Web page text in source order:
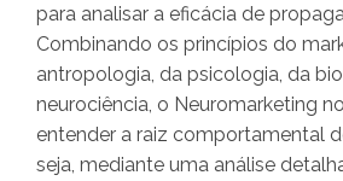
para analisar a eficácia de
Combinando os princípios do
antropologia, da psicologia, da
neurociência, o Neuromarketing
entender a raiz comportamental
seja, mediante uma análise